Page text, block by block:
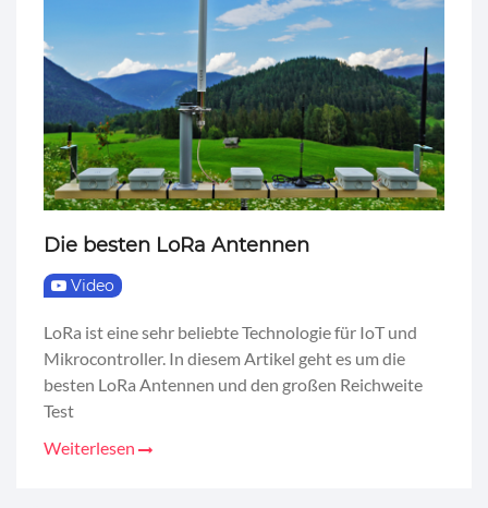
Die besten LoRa Antennen
Video
LoRa ist eine sehr beliebte Technologie für IoT und
Mikrocontroller. In diesem Artikel geht es um die
besten LoRa Antennen und den großen Reichweite
Test
Weiterlesen